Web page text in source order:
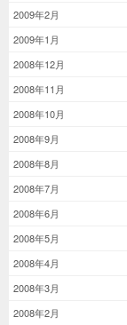
2009年2月
2009年1月
2008年12月
2008年11月
2008年10月
2008年9月
2008年8月
2008年7月
2008年6月
2008年5月
2008年4月
2008年3月
2008年2月